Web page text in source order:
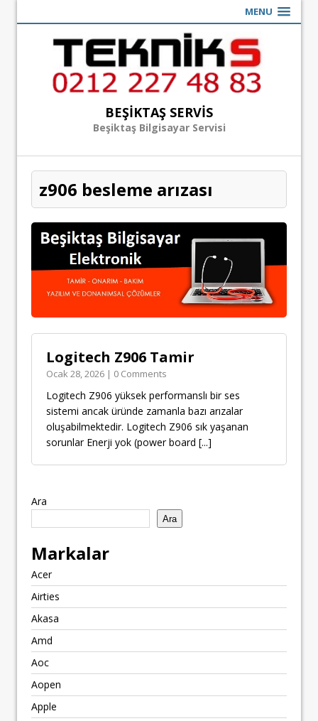
MENU
BEŞIKTAŞ SERVIS
Beşiktaş Bilgisayar Servisi
z906 besleme arızası
Logitech Z906 Tamir
Ocak 28, 2026 | 0 Comments
Logitech Z906 yüksek performanslı bir ses
sistemi ancak üründe zamanla bazı arızalar
oluşabilmektedir. Logitech Z906 sık yaşanan
sorunlar Enerji yok (power board [...]
Ara
Ara
Markalar
Acer
Airties
Akasa
Amd
Aoc
Aopen
Apple